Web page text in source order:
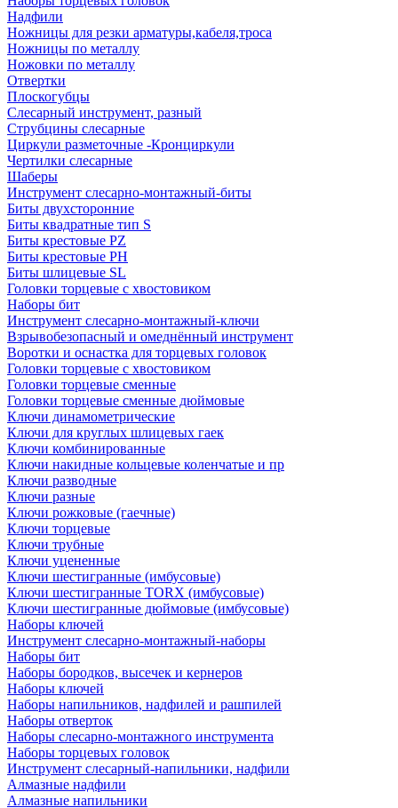
Надфили
Ножницы для резки арматуры,кабеля,троса
Ножницы по металлу
Ножовки по металлу
Отвертки
Плоскогубцы
Слесарный инструмент, разный
Струбцины слесарные
Циркули разметочные -Кронциркули
Чертилки слесарные
Шаберы
Инструмент слесарно-монтажный-биты
Биты двухсторонние
Биты квадратные тип S
Биты крестовые РZ
Биты крестовые РН
Биты шлицевые SL
Головки торцевые с хвостовиком
Наборы бит
Инструмент слесарно-монтажный-ключи
Взрывобезопасный и омеднённый инструмент
Воротки и оснаcтка для торцевых головок
Головки торцевые с хвостовиком
Головки торцевые сменные
Головки торцевые сменные дюймовые
Ключи динамометрические
Ключи для круглых шлицевых гаек
Ключи комбинированные
Ключи накидные кольцевые коленчатые и пр
Ключи разводные
Ключи разные
Ключи рожковые (гаечные)
Ключи торцевые
Ключи трубные
Ключи уцененные
Ключи шестигранные (имбусовые)
Ключи шестигранные TORX (имбусовые)
Ключи шестигранные дюймовые (имбусовые)
Наборы ключей
Инструмент слесарно-монтажный-наборы
Наборы бит
Наборы бородков, высечек и кернеров
Наборы ключей
Наборы напильников, надфилей и рашпилей
Наборы отверток
Наборы слесарно-монтажного инструмента
Наборы торцевых головок
Инструмент слесарный-напильники, надфили
Алмазные надфили
Алмазные напильники